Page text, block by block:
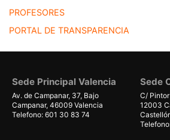
PROFESORES
PORTAL DE TRANSPARENCIA
Sede Principal Valencia
Av. de Campanar, 37, Bajo
Campanar, 46009 Valencia
Telefono: 601 30 83 74
Sede
C/
12003